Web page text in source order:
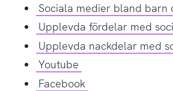
Sociala medier bland barn
Upplevda fördelar med
Upplevda nackdelar med
Youtube
Facebook